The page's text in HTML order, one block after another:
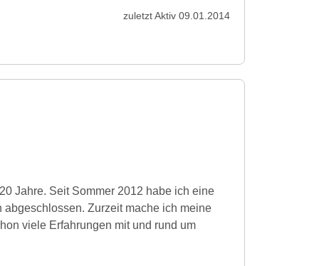
zuletzt Aktiv 09.01.2014
Jahre. Seit Sommer 2012 habe ich eine
Zurzeit mache ich meine
viele Erfahrungen mit und rund um